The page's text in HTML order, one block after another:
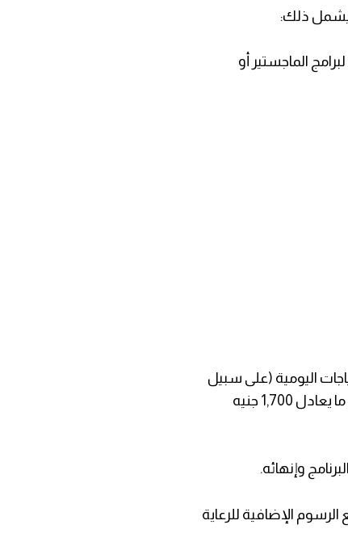
ويشمل ذلك:
الماجستير أو
اليومية (على سبيل
المثال، قُدرت المخصصات بـ 20,400 جنيه إسترليني للعام الدراسي 2025-2026، أي ما يعادل 1,700 جنيه
وإنهائه.
الإضافية للرعاية